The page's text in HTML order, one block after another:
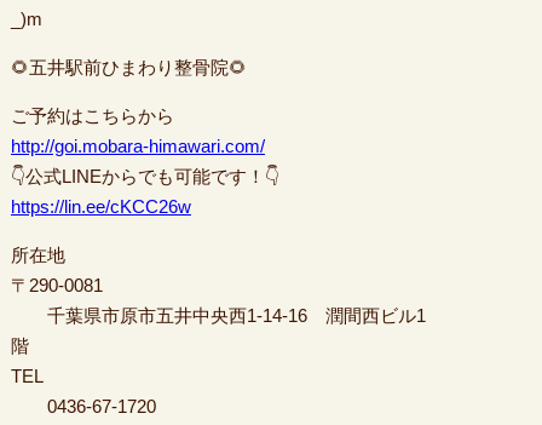
_)m
🌻五井駅前ひまわり整骨院🌻
ご予約はこちらから
http://goi.mobara-himawari.com/
👇公式LINEからでも可能です！👇
https://lin.ee/cKCC26w
所在地
〒290-0081
千葉県市原市五井中央西1-14-16 潤間西ビル1
階
TEL
0436-67-1720